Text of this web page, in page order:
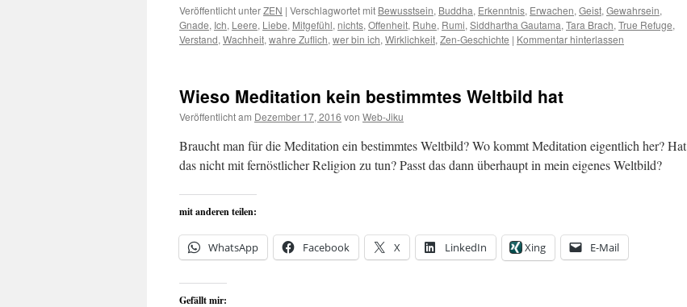
Veröffentlicht unterZEN | Verschlagwortet mit Bewusstsein, Buddha, Erkenntnis, Erwachen, Geist, Gewahrsein,
Gnade, Ich, Leere, Liebe, Mitgefühl, nichts, Offenheit, Ruhe, Rumi, Siddhartha Gautama, Tara Brach, True Refuge,
Verstand, Wachheit, wahre Zuflich, wer bin ich, Wirklichkeit, Zen-Geschichte | Kommentar hinterlassen
Wieso Meditation kein bestimmtes Weltbild hat
Veröffentlicht am Dezember 17, 2016 von Web-Jiku
Braucht man für die Meditation ein bestimmtes Weltbild? Wo kommt Meditation eigentlich her? Hat
das nicht mit fernöstlicher Religion zu tun? Passt das dann überhaupt in mein eigenes Weltbild?
mit anderen teilen:
WhatsApp Facebook X LinkedIn Xing E-Mail
Gefällt mir: